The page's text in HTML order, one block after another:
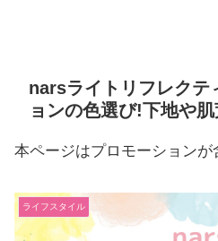
narsライトリフレクテ
ョンの色選び!下地や
本ページはプロモーションが
ライフスタイル